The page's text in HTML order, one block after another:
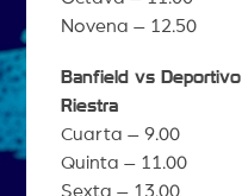
Novena – 12.50
Banfield vs Deportivo
Riestra
Cuarta – 9.00
Quinta – 11.00
Sexta – 13.00